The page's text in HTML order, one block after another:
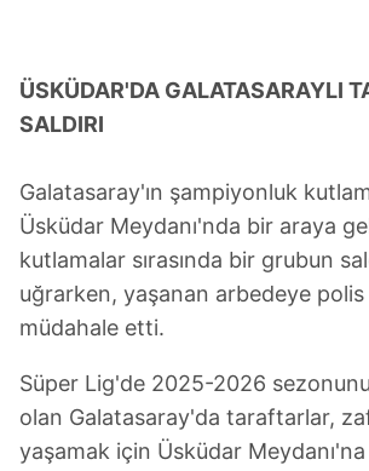
ÜSKÜDAR'DA GALATASARAYLI
SALDIRI
Galatasaray'ın şampiyonluk
Üsküdar Meydanı'nda bir araya
kutlamalar sırasında bir grubun
uğrarken, yaşanan arbedeye
müdahale etti.
Süper Lig'de 2025-2026
olan Galatasaray'da taraftarlar,
yaşamak için Üsküdar Meydanı'na